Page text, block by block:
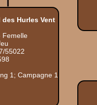
Mondioring
à la coupe de
des Hurles Vent
Femelle
55022
1; Campagne 1